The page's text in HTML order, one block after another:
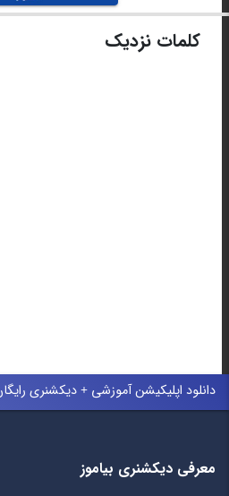
کلمات نزدیک
دانلود اپلیکیشن آموزشی + دیکشنری
معرفی دیکشنری بیاموز